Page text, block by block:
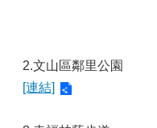
2.文山區鄰里公園
[連結]